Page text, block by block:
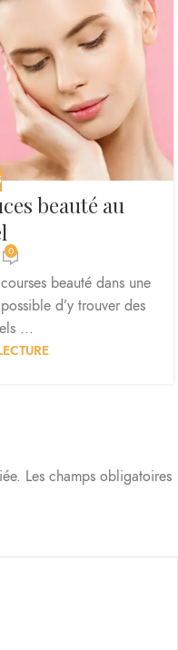
beauté au
0
beauté dans une
d’y trouver des
...
Les champs obligatoires